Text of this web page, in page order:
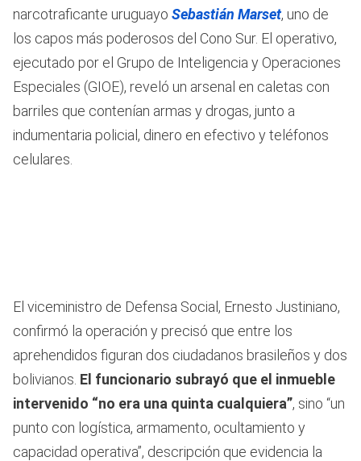
narcotraficante uruguayo Sebastián Marset, uno de
los capos más poderosos del Cono Sur. El operativo,
ejecutado por el Grupo de Inteligencia y Operaciones
Especiales (GIOE), reveló un arsenal en caletas con
barriles que contenían armas y drogas, junto a
indumentaria policial, dinero en efectivo y teléfonos
celulares.
El viceministro de Defensa Social, Ernesto Justiniano,
confirmó la operación y precisó que entre los
aprehendidos figuran dos ciudadanos brasileños y dos
bolivianos. El funcionario subrayó que el inmueble
intervenido “no era una quinta cualquiera”, sino “un
punto con logística, armamento, ocultamiento y
capacidad operativa”, descripción que evidencia la